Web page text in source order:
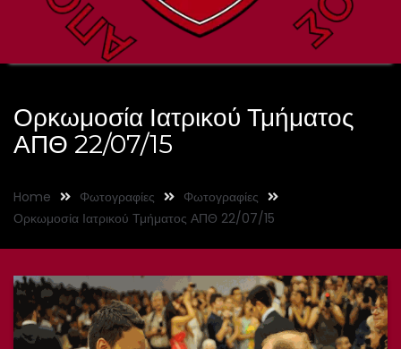
Ορκωμοσία Ιατρικού Τμήματος
ΑΠΘ 22/07/15
Home Φωτογραφίες
Φωτογραφίες
Ορκωμοσία Ιατρικού Τμήματος ΑΠΘ 22/07/15